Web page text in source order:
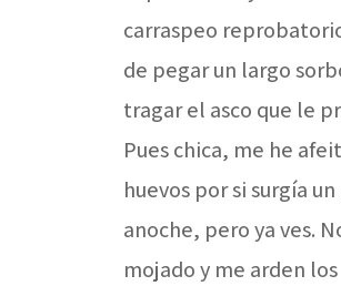
carraspeo
de pegar un largo
tragar el asco que le
Pues chica, me he
huevos por si surgía
anoche, pero ya ves.
mojado y me arden los